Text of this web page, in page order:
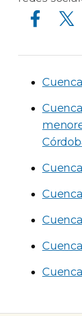
Compartir en Facebook Compartir en Twitter